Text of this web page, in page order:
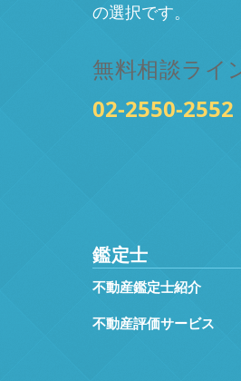
の選択です。
無料相談ライ
02-2550-2552
鑑定士
不動産鑑定士紹介
不動産評価サービス